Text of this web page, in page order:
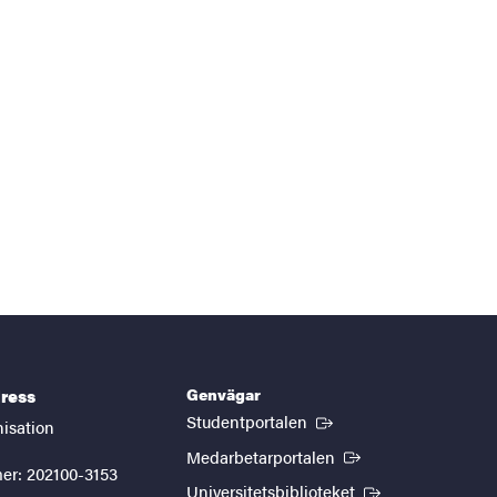
202100-3153
Genvägar
Studentportalen (Extern länk)
Medarbetarportalen (Extern länk)
Universitetsbiblioteket (Extern länk)